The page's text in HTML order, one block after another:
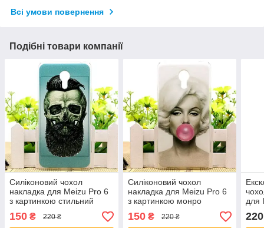
Всі умови повернення
Подібні товари компанії
Силіконовий чохол
накладка для Meizu Pro 6
з картинкою стильний
150 ₴ 220 ₴
Силіконовий чохол
накладка для Meizu Pro 6
з картинкою монро
150₴ 220 ₴
для
220